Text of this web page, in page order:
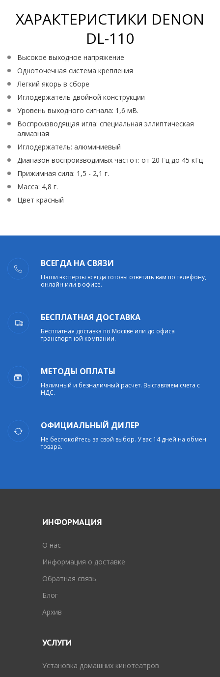
ХАРАКТЕРИСТИКИ DENON
DL-110
Высокое выходное напряжение
Одноточечная система крепления
Легкий якорь в сборе
Иглодержатель двойной конструкции
Уровень выходного сигнала: 1,6 мВ.
Воспроизводящая игла: специальная эллиптическая
алмазная
Иглодержатель: алюминиевый
Диапазон воспроизводимых частот: от 20 Гц до 45 кГц
Прижимная сила: 1,5 - 2,1 г.
Масса: 4,8 г.
Цвет красный
ВСЕГДА НА СВЯЗИ
Наши эксперты всегда готовы ответить вам по телефону,
онлайн или в офисе.
БЕСПЛАТНАЯ ДОСТАВКА
Бесплатная доставка по Москве или до офиса
транспортной компании.
МЕТОДЫ ОПЛАТЫ
Наличный и безналичный расчет. Выставляем счета с
НДС.
ОФИЦИАЛЬНЫЙ ДИЛЕР
Не беспокойтесь за свой выбор. У вас 14 дней на обмен
товара.
ИНФОРМАЦИЯ
O нас
Информация о доставке
Обратная связь
Блог
Архив
УСЛУГИ
Установка домашних кинотеатров